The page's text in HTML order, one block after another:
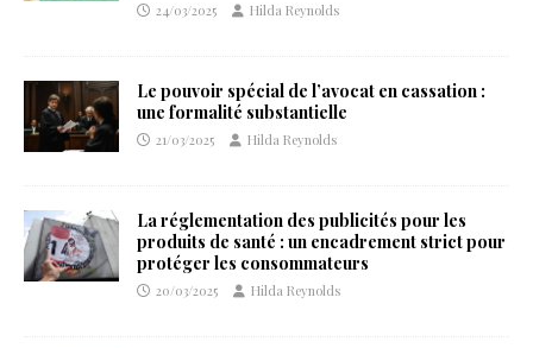
24/03/2025 Hilda Reynolds
Le pouvoir spécial de l’avocat en cassation :
une formalité substantielle
21/03/2025 Hilda Reynolds
La réglementation des publicités pour les
produits de santé : un encadrement strict pour
protéger les consommateurs
20/03/2025 Hilda Reynolds